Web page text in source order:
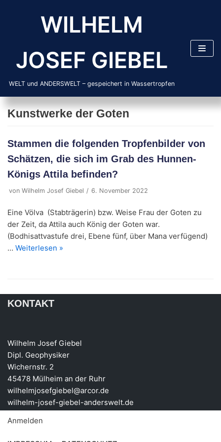
WILHELM
JOSEF GIEBEL
WELT und ANDERSWELT – gespeichert in Wassertropfen
Kunstwerke der Goten
Stammen die folgenden Tropfenbilder von
Schätzen, die sich im Grab des Hunnen-
Königs Attila befinden?
von Wilhelm Josef Giebel 6. November 2022
Eine Völva (Stabträgerin) bzw. Weise Frau der Goten zu
der Zeit, da Attila auch König der Goten war.
(Bodhisattvastufe drei, Ebene fünf, über Mana verfügend)
… Weiterlesen »
KONTAKT
Wilhelm Josef Giebel
Dipl. Geophysiker
Wichernstr. 2
45478 Mülheim an der Ruhr
wilhelmjosefgiebel@arcor.de
wilhelm-josef-giebel-anderswelt.de
Anmelden